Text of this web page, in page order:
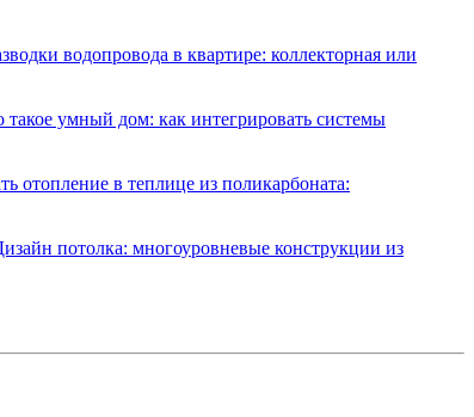
водопровода в квартире: коллекторная или
такое умный дом: как интегрировать системы
отопление в теплице из поликарбоната:
потолка: многоуровневые конструкции из